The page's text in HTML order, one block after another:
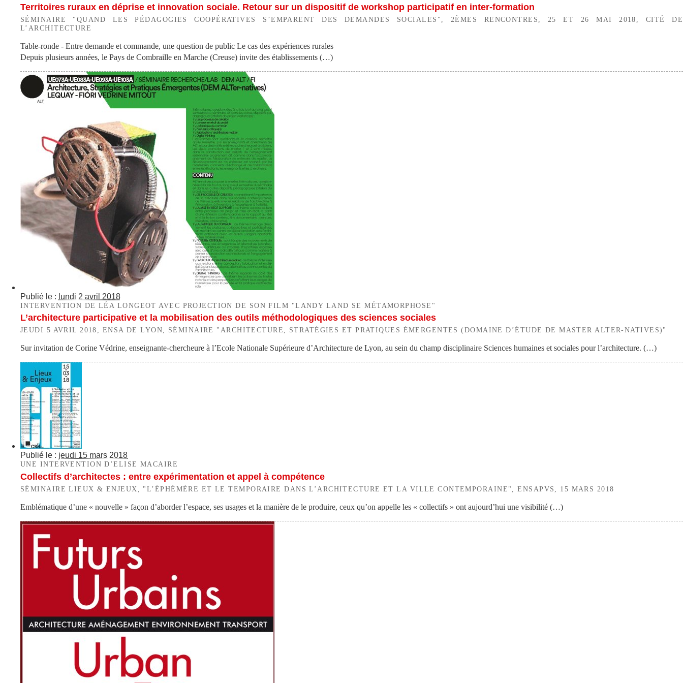
Territoires ruraux en déprise et innovation sociale. Retour sur un dispositif de workshop participatif en inter-formation
SÉMINAIRE "QUAND LES PÉDAGOGIES COOPÉRATIVES S’EMPARENT DES DEMANDES SOCIALES", 2ÈMES RENCONTRES, 25 ET 26 MAI 2018, CITÉ DE
L’ARCHITECTURE
Table-ronde - Entre demande et commande, une question de public Le cas des expériences rurales
Depuis plusieurs années, le Pays de Combraille en Marche (Creuse) invite des établissements (…)
Publié le : lundi 2 avril 2018
INTERVENTION DE LÉA LONGEOT AVEC PROJECTION DE SON FILM "LANDY LAND SE MÉTAMORPHOSE"
L’architecture participative et la mobilisation des outils méthodologiques des sciences sociales
JEUDI 5 AVRIL 2018, ENSA DE LYON, SÉMINAIRE "ARCHITECTURE, STRATÉGIES ET PRATIQUES ÉMERGENTES (DOMAINE D’ÉTUDE DE MASTER ALTER-NATIVES)"
Sur invitation de Corine Védrine, enseignante-chercheure à l’Ecole Nationale Supérieure d’Architecture de Lyon, au sein du champ disciplinaire Sciences humaines et sociales pour l’architecture. (…)
Publié le : jeudi 15 mars 2018
UNE INTERVENTION D’ELISE MACAIRE
Collectifs d’architectes : entre expérimentation et appel à compétence
SÉMINAIRE LIEUX & ENJEUX, "L’ÉPHÉMÈRE ET LE TEMPORAIRE DANS L’ARCHITECTURE ET LA VILLE CONTEMPORAINE", ENSAPVS, 15 MARS 2018
Emblématique d’une « nouvelle » façon d’aborder l’espace, ses usages et la manière de le produire, ceux qu’on appelle les « collectifs » ont aujourd’hui une visibilité (…)